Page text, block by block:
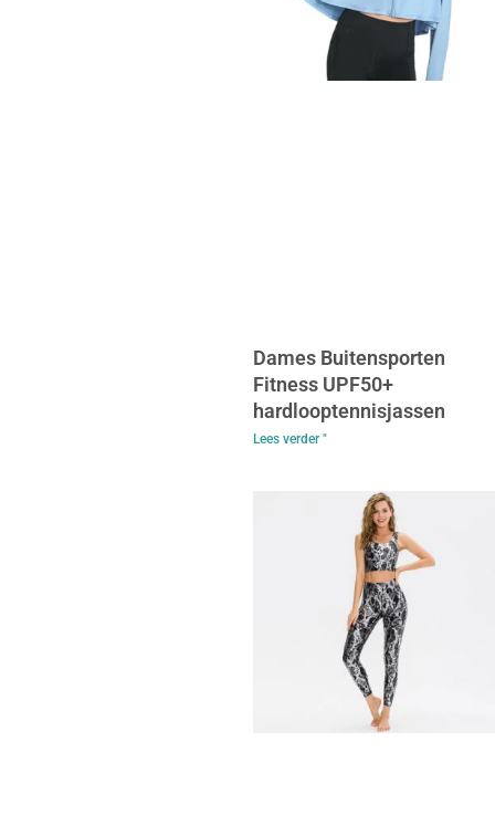
Dames Buitensporten
Fitness UPF50+
hardlooptennisjassen
Lees verder "